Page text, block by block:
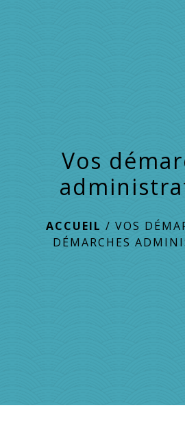
Vos
ACCUEIL / VOS
DÉMARCHES